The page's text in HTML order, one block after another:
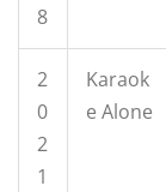
8
2
0
2
1
Karaok
e Alone